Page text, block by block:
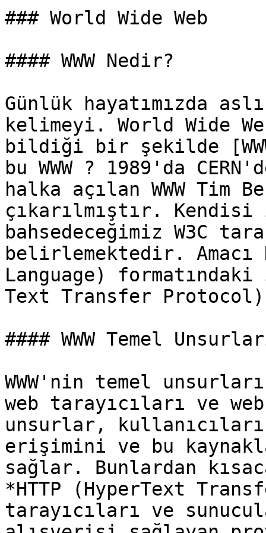
### World Wide Web
#### WWW Nedir?
Günlük hayatımızda
kelimeyi. World Wide
bildiği bir şekilde
bu WWW ? 1989'da
halka açılan WWW Tim
çıkarılmıştır.
bahsedeceğimiz W3C
belirlemektedir. Amacı
Language)
Text Transfer
#### WWW Temel
WWW'nin temel
web tarayıcıları ve
unsurlar,
erişimini ve bu
sağlar. Bunlardan
*HTTP (HyperText
tarayıcıları ve